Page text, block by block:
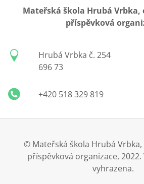
Mateřská škola Hrubá Vrbka,
příspěvková
Hrubá Vrbka č. 254
696 73
+420 518 329 819
© Mateřská škola Hrubá
příspěvková organizace,
vyhrazena.